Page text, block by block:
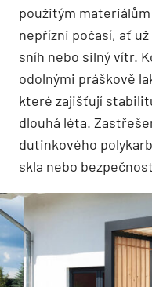
použitým
nepřízni počasí, ať
sníh nebo silný vítr.
odolnými práškově
které zajišťují
dlouhá léta.
dutinkového
skla nebo